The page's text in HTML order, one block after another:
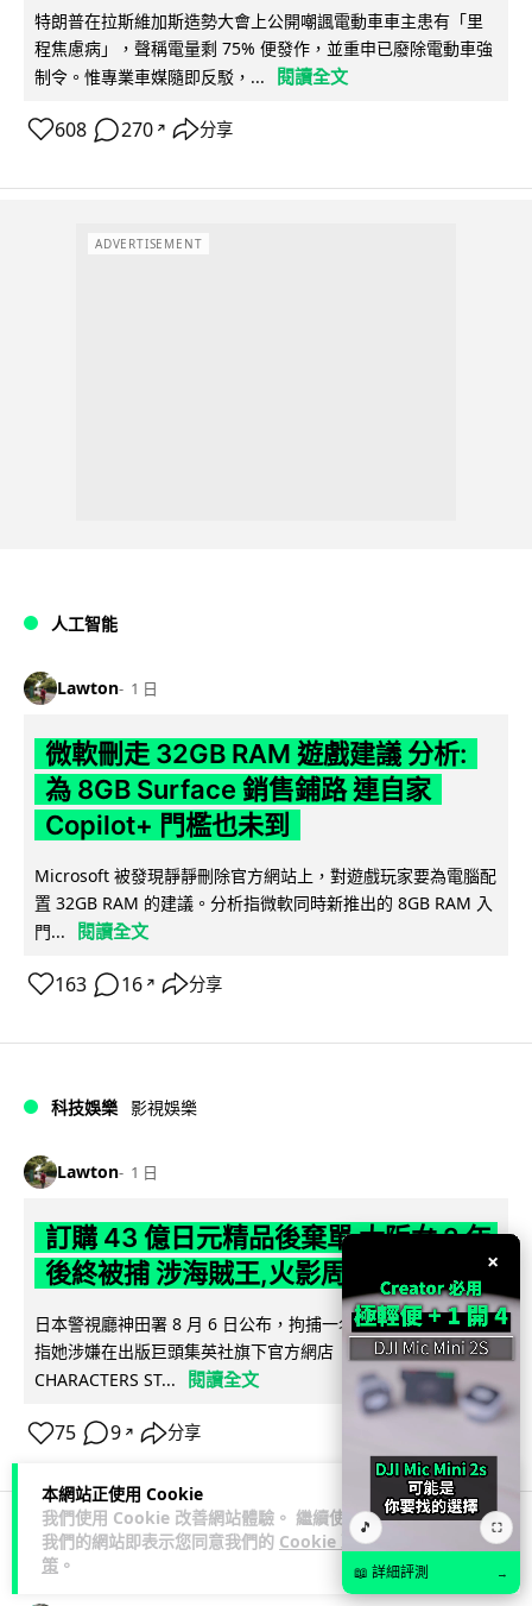
本網站正使用 Cookie
我們使用 Cookie 改善網站體驗。 繼續使用
我們的網站即表示您同意我們的 Cookie 政
策 。
特朗普在拉斯維加斯造勢大會上公開嘲諷電動車車主患有「里
程焦慮病」，聲稱電量剩 75% 便發作，並重申已廢除電動車強
制令。惟專業車媒隨即反駁，...
閱讀全文
608 270 ↗ 分享
ADVERTISEMENT
人工智能
Lawton 1 日
微軟刪走 32GB RAM 遊戲建議 分析:
為 8GB Surface 銷售鋪路 連自家
Copilot+ 門檻也未到
Microsoft 被發現靜靜刪除官方網站上，對遊戲玩家要為電腦配
置 32GB RAM 的建議。分析指微軟同時新推出的 8GB RAM 入
門...
閱讀全文
163 16 ↗ 分享
科技娛樂 影視娛樂
Lawton 1 日
訂購 43 億日元精品後棄單 大阪女 2 年
後終被捕 涉海賊王,火影周邊產品
日本警視廳神田署 8 月 6 日公布，拘捕一名 32 歲大阪女子，
指她涉嫌在出版巨頭集英社旗下官方網店「JUMP
CHARACTERS ST...
閱讀全文
75 9 ↗ 分享
商業科技 資訊保安
×
🎵 ⛶
📖 詳細評測 →